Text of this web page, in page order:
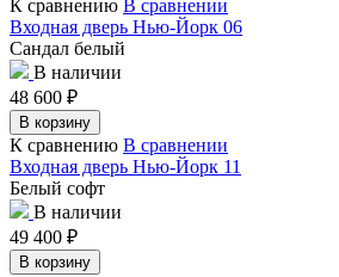
К сравнению В сравнении
Входная дверь Нью-Йорк 06
Сандал белый
В наличии
48 600 ₽
В корзину
К сравнению В сравнении
Входная дверь Нью-Йорк 11
Белый софт
В наличии
49 400 ₽
В корзину